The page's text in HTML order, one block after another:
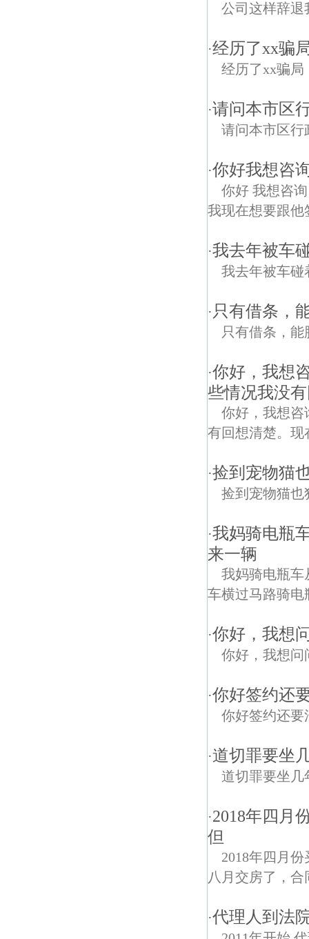
公司这样辞退
·经历了xx骗
经历了xx骗局
·请问本市区
请问本市区行
·你好我想咨
你好 我想咨
我现在想要跟他
·我去年被车
我去年被车碰
· 只有借条，
只有借条，能
·你好，我想
些情况我没
你好，我想咨
有回想清楚。现
·捡到宠物猫
捡到宠物猫也
·我妈骑电瓶
来一辆
我妈骑电瓶车
车横过马路骑电
·你好，我想
你好，我想问
·你好签约还
你好签约还要
·道切罪要坐
道切罪要坐几
·2018年四月
但
2018年四月
八月交房了，
·代理人到法